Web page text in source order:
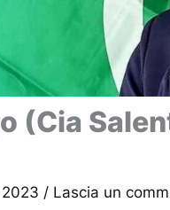
(Cia
/ Lascia un